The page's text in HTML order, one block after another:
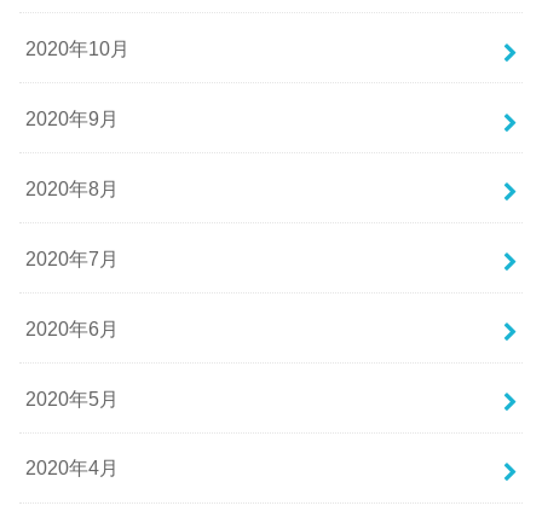
2020年10月
2020年9月
2020年8月
2020年7月
2020年6月
2020年5月
2020年4月